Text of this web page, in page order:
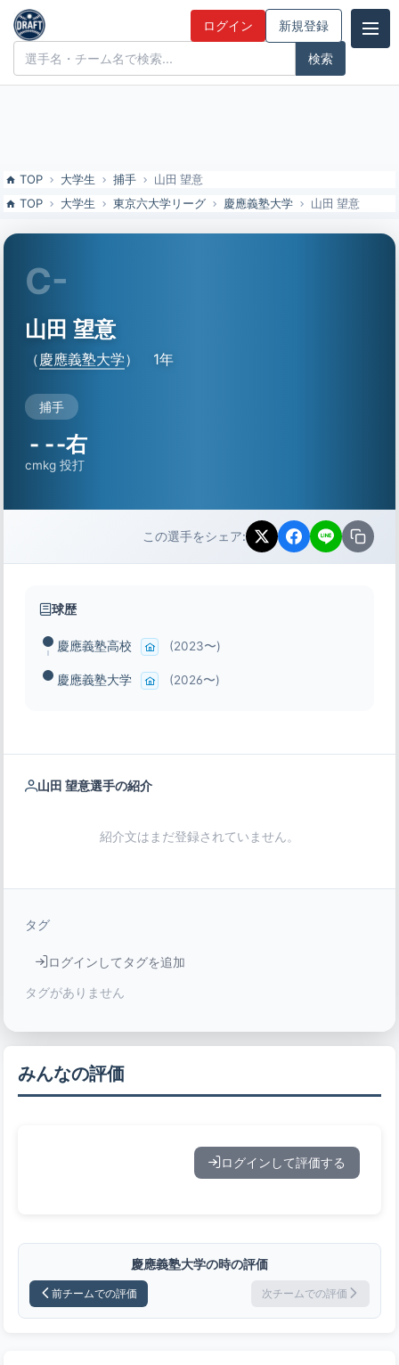
山田 望意（慶應義塾大）の特徴とドラフト評価 | ドラフト候補とみん
なの評価
ドラフト候補とみんなの評価 ログイン 新規登録
TOP 大学生 捕手
山田 望意
TOP
大学生 東京六大学リーグ 慶應義塾大学 山田 望意
C-
山田 望意
（慶應義塾大学） 1年
捕手
-
cm
-
kg
-右
投打
この選手をシェア:
球歴
慶應義塾高校 (2023〜)
慶應義塾大学 (2026〜)
山田 望意選手の紹介
紹介文はまだ登録されていません。
タグ
ログインしてタグを追加
タグがありません
みんなの評価
ログインして評価する
慶應義塾大学の時の評価
前チームでの評価 次チームでの評価